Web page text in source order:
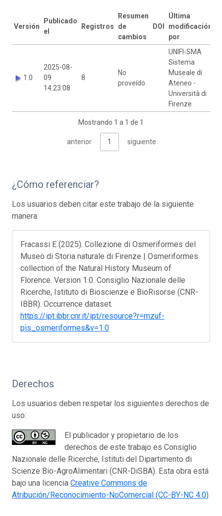
Versión
Publicado
el
Registros
Resumen
de
cambios
DOI
Última
modificación
por
1.0
2025-08-
09
14:23:08
8
No
proveído
UNIFI-SMA
Sistema
Museale di
Ateneo -
Università di
Firenze
Mostrando 1 a 1 de 1
anterior 1 siguiente
¿Cómo referenciar?
Los usuarios deben citar este trabajo de la siguiente
manera:
Fracassi E (2025). Collezione di Osmeriformes del
Museo di Storia naturale di Firenze | Osmeriformes
collection of the Natural History Museum of
Florence. Version 1.0. Consiglio Nazionale delle
Ricerche, Istituto di Bioscienze e BioRisorse (CNR-
IBBR). Occurrence dataset.
https://ipt.ibbr.cnr.it/ipt/resource?r=mzuf-
pis_osmeriformes&v=1.0
Derechos
Los usuarios deben respetar los siguientes derechos de
uso:
El publicador y propietario de los
derechos de este trabajo es Consiglio
Nazionale delle Ricerche, Istituti del Dipartimento di
Scienze Bio-AgroAlimentari (CNR-DiSBA). Esta obra está
bajo una licencia Creative Commons de
Atribución/Reconocimiento-NoComercial (CC-BY-NC 4.0).